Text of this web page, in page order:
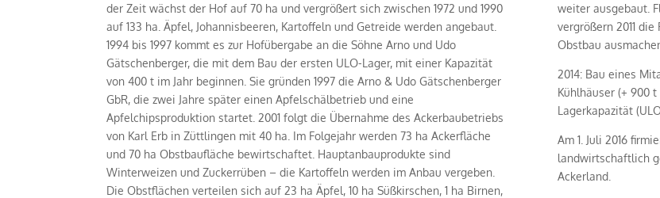
der Zeit wächst der Hof auf 70 ha und vergrößert sich zwischen 1972 und 1990
auf 133 ha. Äpfel, Johannisbeeren, Kartoffeln und Getreide werden angebaut.
1994 bis 1997 kommt es zur Hofübergabe an die Söhne Arno und Udo
Gätschenberger, die mit dem Bau der ersten ULO-Lager, mit einer Kapazität
von 400 t im Jahr beginnen. Sie gründen 1997 die Arno & Udo Gätschenberger
GbR, die zwei Jahre später einen Apfelschälbetrieb und eine
Apfelchipsproduktion startet. 2001 folgt die Übernahme des Ackerbaubetriebs
von Karl Erb in Züttlingen mit 40 ha. Im Folgejahr werden 73 ha Ackerfläche
und 70 ha Obstbaufläche bewirtschaftet. Hauptanbauprodukte sind
Winterweizen und Zuckerrüben – die Kartoffeln werden im Anbau vergeben.
Die Obstflächen verteilen sich auf 23 ha Äpfel, 10 ha Süßkirschen, 1 ha Birnen,
weiter ausgebaut.
vergrößern 2011
Obstbau
2014: Bau eines
Kühlhäuser (+ 900
Lagerkapazität
Am 1. Juli 2016
landwirtschaftlich
Ackerland.